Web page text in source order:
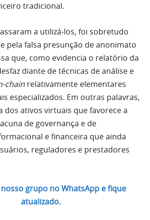
tradicional.
a utilizá‑los, foi sobretudo
pela falsa presunção de anonimato
que, como evidencia o relatório da
diante de técnicas de análise e
relativamente elementares
especializados. Em outras palavras,
dos ativos virtuais que favorece a
de governança e de
e financeira que ainda
reguladores e prestadores
grupo no WhatsApp e fique
atualizado.